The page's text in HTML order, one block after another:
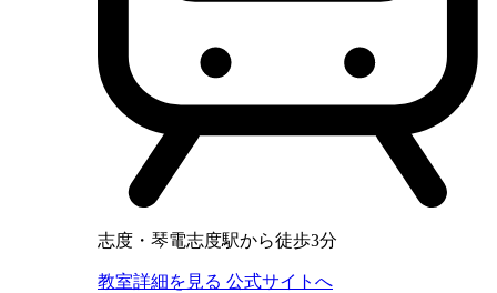
志度・琴電志度駅から徒歩3分
教室詳細を見る 公式サイトへ